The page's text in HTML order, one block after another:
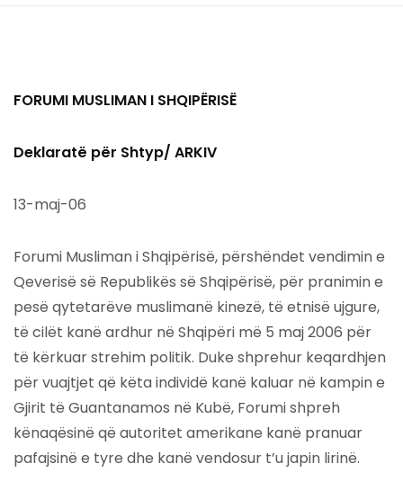
FORUMI MUSLIMAN I SHQIPËRISË
Deklaratë për Shtyp/ ARKIV
13-maj-06
Forumi Musliman i Shqipërisë, përshëndet vendimin e
Qeverisë së Republikës së Shqipërisë, për pranimin e
pesë qytetarëve muslimanë kinezë, të etnisë ujgure,
të cilët kanë ardhur në Shqipëri më 5 maj 2006 për
të kërkuar strehim politik. Duke shprehur keqardhjen
për vuajtjet që këta individë kanë kaluar në kampin e
Gjirit të Guantanamos në Kubë, Forumi shpreh
kënaqësinë që autoritet amerikane kanë pranuar
pafajsinë e tyre dhe kanë vendosur t’u japin lirinë.